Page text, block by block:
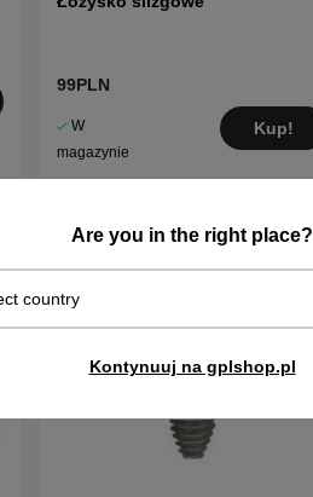
Are you in the right place?
country
Kontynuuj na gplshop.pl
99PLN
W
magazynie
Kup!